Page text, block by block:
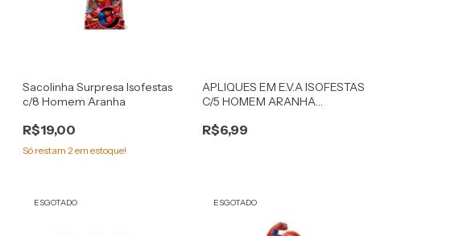
Sacolinha Surpresa Isofestas
c/8 Homem Aranha
R$19,00
Só restam2 em estoque!
APLIQUES EM E.V.A ISOFESTAS
C/5 HOMEM ARANHA
R$6,99
ESGOTADO ESGOTADO